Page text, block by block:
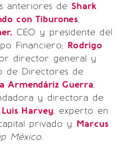
anteriores de Shark
con Tiburones,
CEO y presidente del
Financiero; Rodrigo
director general y
de Directores de
Armendáriz Guerra,
y directora de
Luis Harvey, experto en
privado y Marcus
México.